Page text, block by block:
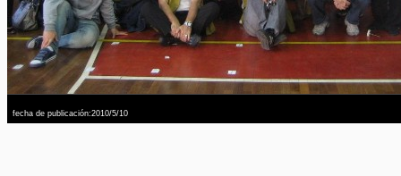
fecha de publicación:2010/5/10